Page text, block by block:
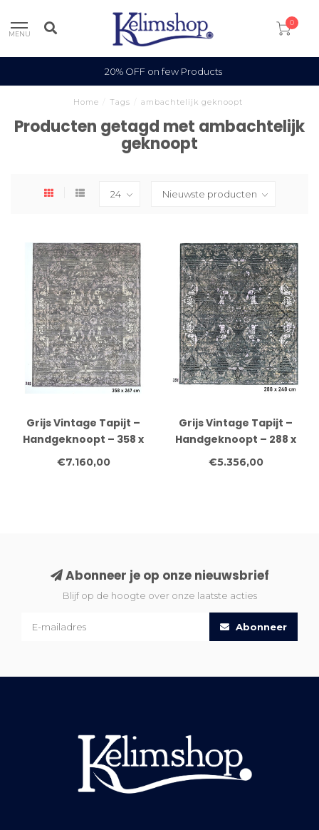
MENU
0
20% OFF on few Products
Home Tags ambachtelijk geknoopt
Producten getagd met ambachtelijk
geknoopt
Grijs Vintage Tapijt –
Handgeknoopt – 358 x
267 cm – Wol
€7.160,00
Grijs Vintage Tapijt –
Handgeknoopt – 288 x
248 cm – Wol
€5.356,00
Abonneer je op onze nieuwsbrief
Blijf op de hoogte over onze laatste acties
Abonneer